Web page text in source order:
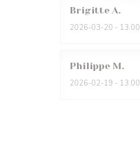
Brigitte A
2026-03-20 -
Philippe M
2026-02-19 -